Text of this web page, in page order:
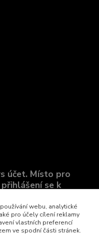
účet. Místo pro
se k
webu, analytické
pro účely cílení reklamy
vlastních preferencí
ve spodní části stránek.